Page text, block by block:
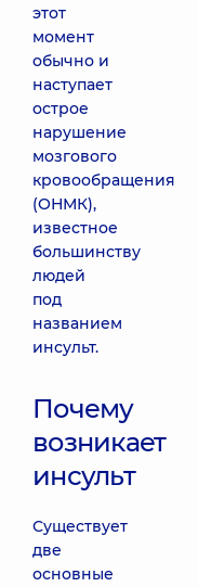
этот
момент
обычно и
наступает
острое
нарушение
мозгового
кровообращения
(ОНМК),
известное
большинству
людей
под
названием
инсульт.
Почему
возникает
инсульт
Существует
две
основные